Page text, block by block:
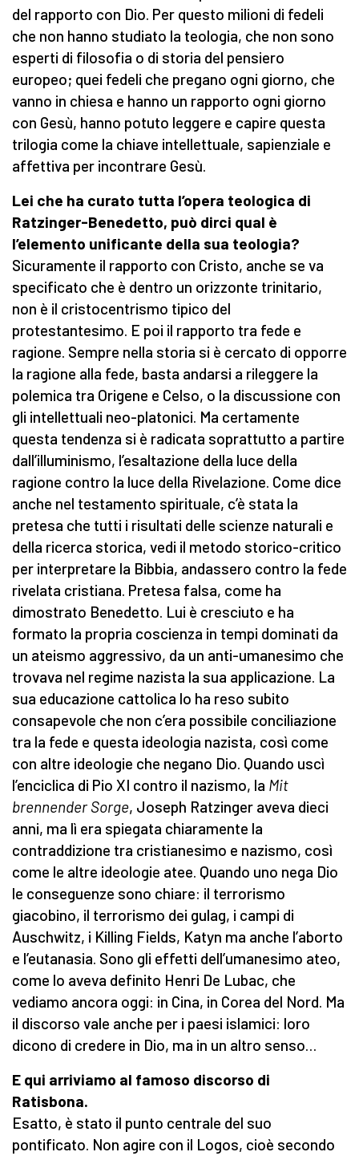
del rapporto con Dio. Per questo milioni di fedeli
che non hanno studiato la teologia, che non sono
esperti di filosofia o di storia del pensiero
europeo; quei fedeli che pregano ogni giorno, che
vanno in chiesa e hanno un rapporto ogni giorno
con Gesù, hanno potuto leggere e capire questa
trilogia come la chiave intellettuale, sapienziale e
affettiva per incontrare Gesù.
Lei che ha curato tutta l’opera teologica di
Ratzinger-Benedetto, può dirci qual è
l’elemento unificante della sua teologia?
Sicuramente il rapporto con Cristo, anche se va
specificato che è dentro un orizzonte trinitario,
non è il cristocentrismo tipico del
protestantesimo. E poi il rapporto tra fede e
ragione. Sempre nella storia si è cercato di opporre
la ragione alla fede, basta andarsi a rileggere la
polemica tra Origene e Celso, o la discussione con
gli intellettuali neo-platonici. Ma certamente
questa tendenza si è radicata soprattutto a partire
dall’illuminismo, l’esaltazione della luce della
ragione contro la luce della Rivelazione. Come dice
anche nel testamento spirituale, c’è stata la
pretesa che tutti i risultati delle scienze naturali e
della ricerca storica, vedi il metodo storico-critico
per interpretare la Bibbia, andassero contro la fede
rivelata cristiana. Pretesa falsa, come ha
dimostrato Benedetto. Lui è cresciuto e ha
formato la propria coscienza in tempi dominati da
un ateismo aggressivo, da un anti-umanesimo che
trovava nel regime nazista la sua applicazione. La
sua educazione cattolica lo ha reso subito
consapevole che non c’era possibile conciliazione
tra la fede e questa ideologia nazista, così come
con altre ideologie che negano Dio. Quando uscì
l’enciclica di Pio XI contro il nazismo, la Mit
brennender Sorge, Joseph Ratzinger aveva dieci
anni, ma lì era spiegata chiaramente la
contraddizione tra cristianesimo e nazismo, così
come le altre ideologie atee. Quando uno nega Dio
le conseguenze sono chiare: il terrorismo
giacobino, il terrorismo dei gulag, i campi di
Auschwitz, i Killing Fields, Katyn ma anche l’aborto
e l’eutanasia. Sono gli effetti dell’umanesimo ateo,
come lo aveva definito Henri De Lubac, che
vediamo ancora oggi: in Cina, in Corea del Nord. Ma
il discorso vale anche per i paesi islamici: loro
dicono di credere in Dio, ma in un altro senso…
E qui arriviamo al famoso discorso di
Ratisbona.
Esatto, è stato il punto centrale del suo
pontificato. Non agire con il Logos, cioè secondo